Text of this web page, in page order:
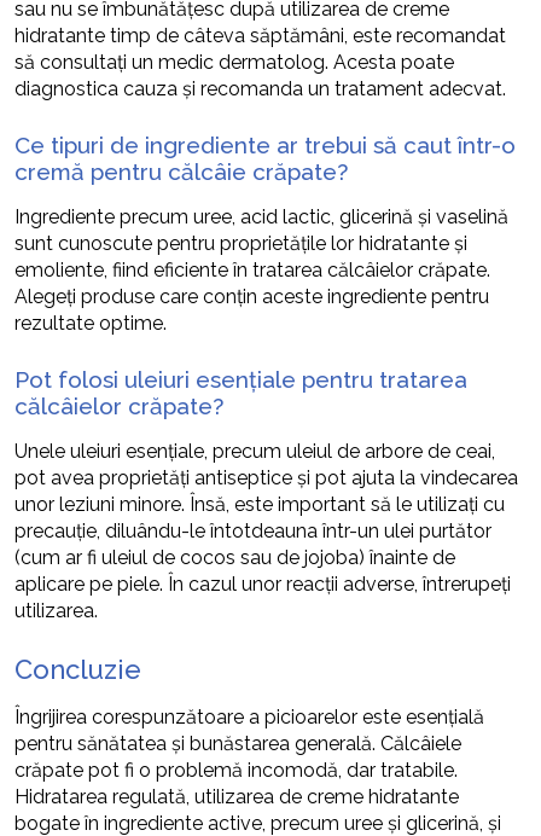
sau nu se îmbunătățesc după utilizarea de creme
hidratante timp de câteva săptămâni, este recomandat
să consultați un medic dermatolog. Acesta poate
diagnostica cauza și recomanda un tratament adecvat.
Ce tipuri de ingrediente ar trebui să caut într-o
cremă pentru călcâie crăpate?
Ingrediente precum uree, acid lactic, glicerină și vaselină
sunt cunoscute pentru proprietățile lor hidratante și
emoliente, fiind eficiente în tratarea călcâielor crăpate.
Alegeți produse care conțin aceste ingrediente pentru
rezultate optime.
Pot folosi uleiuri esențiale pentru tratarea
călcâielor crăpate?
Unele uleiuri esențiale, precum uleiul de arbore de ceai,
pot avea proprietăți antiseptice și pot ajuta la vindecarea
unor leziuni minore. Însă, este important să le utilizați cu
precauție, diluându-le întotdeauna într-un ulei purtător
(cum ar fi uleiul de cocos sau de jojoba) înainte de
aplicare pe piele. În cazul unor reacții adverse, întrerupeți
utilizarea.
Concluzie
Îngrijirea corespunzătoare a picioarelor este esențială
pentru sănătatea și bunăstarea generală. Călcâiele
crăpate pot fi o problemă incomodă, dar tratabile.
Hidratarea regulată, utilizarea de creme hidratante
bogate în ingrediente active, precum uree și glicerină, și